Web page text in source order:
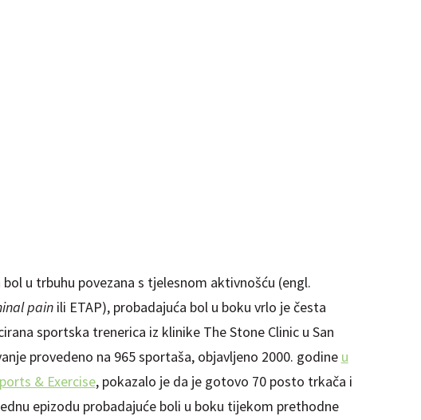
u trbuhu povezana s tjelesnom aktivnošću (engl.
painili ETAP), probadajuća bol u boku vrlo je česta
sportska trenerica iz klinike The Stone Clinic u San
provedeno na 965 sportaša, objavljeno 2000. godine u
& Exercise, pokazalo je da je gotovo 70 posto trkača i
epizodu probadajuće boli u boku tijekom prethodne